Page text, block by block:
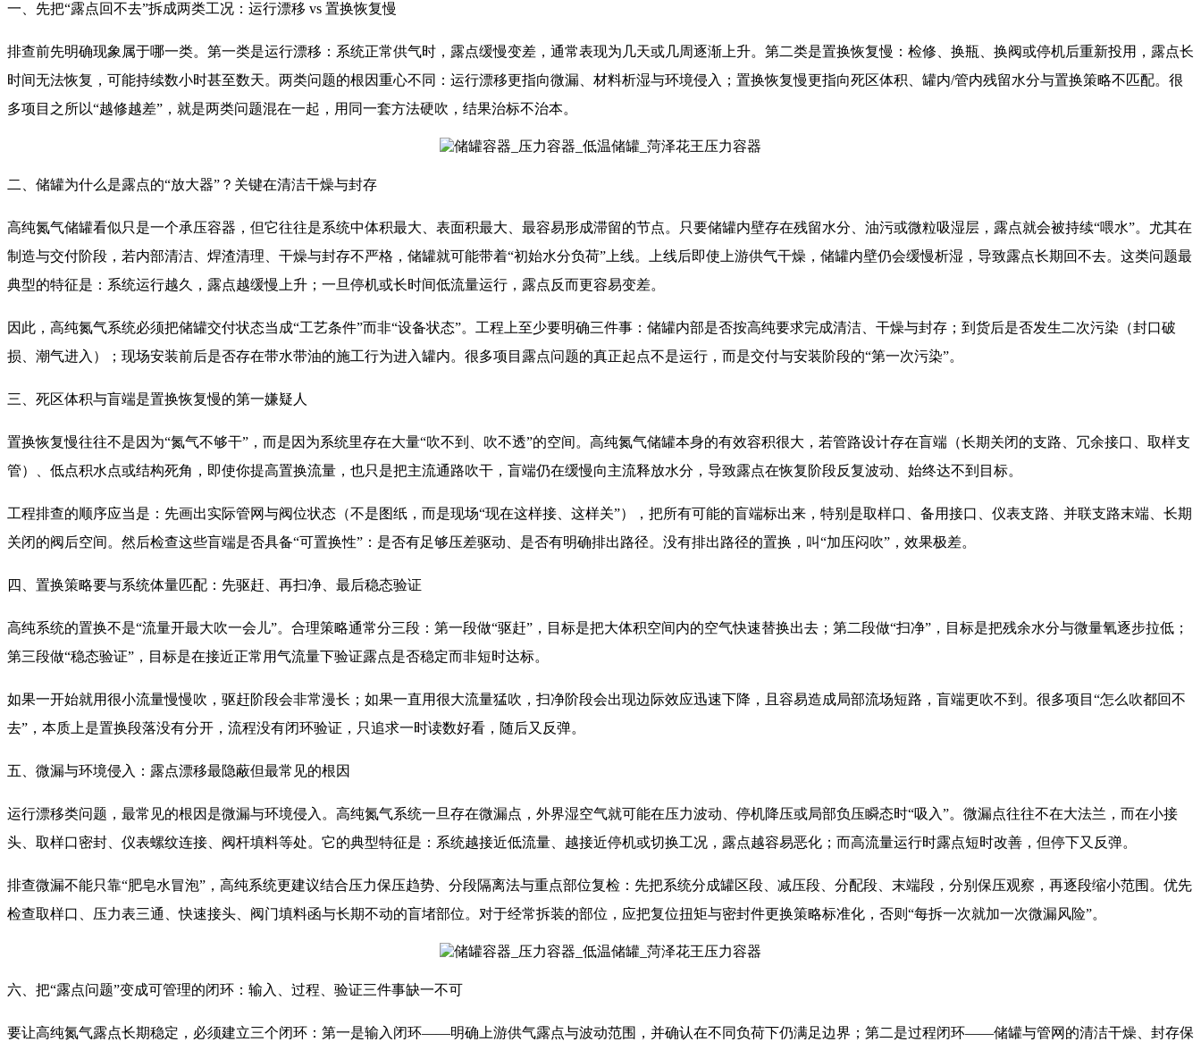
一、先把“露点回不去”拆成两类工况：运行漂移 vs 置换恢复慢
排查前先明确现象属于哪一类。第一类是运行漂移：系统正常供气时，露点缓慢变差，通常表现为几天或几周逐渐上升。第二类是置换恢复慢：检修、换瓶、换阀或停机后重新投用，露点长
时间无法恢复，可能持续数小时甚至数天。两类问题的根因重心不同：运行漂移更指向微漏、材料析湿与环境侵入；置换恢复慢更指向死区体积、罐内/管内残留水分与置换策略不匹配。很
多项目之所以“越修越差”，就是两类问题混在一起，用同一套方法硬吹，结果治标不治本。
二、储罐为什么是露点的“放大器”？关键在清洁干燥与封存
高纯氮气储罐看似只是一个承压容器，但它往往是系统中体积最大、表面积最大、最容易形成滞留的节点。只要储罐内壁存在残留水分、油污或微粒吸湿层，露点就会被持续“喂水”。尤其在
制造与交付阶段，若内部清洁、焊渣清理、干燥与封存不严格，储罐就可能带着“初始水分负荷”上线。上线后即使上游供气干燥，储罐内壁仍会缓慢析湿，导致露点长期回不去。这类问题最
典型的特征是：系统运行越久，露点越缓慢上升；一旦停机或长时间低流量运行，露点反而更容易变差。
因此，高纯氮气系统必须把储罐交付状态当成“工艺条件”而非“设备状态”。工程上至少要明确三件事：储罐内部是否按高纯要求完成清洁、干燥与封存；到货后是否发生二次污染（封口破
损、潮气进入）；现场安装前后是否存在带水带油的施工行为进入罐内。很多项目露点问题的真正起点不是运行，而是交付与安装阶段的“第一次污染”。
三、死区体积与盲端是置换恢复慢的第一嫌疑人
置换恢复慢往往不是因为“氮气不够干”，而是因为系统里存在大量“吹不到、吹不透”的空间。高纯氮气储罐本身的有效容积很大，若管路设计存在盲端（长期关闭的支路、冗余接口、取样支
管）、低点积水点或结构死角，即使你提高置换流量，也只是把主流通路吹干，盲端仍在缓慢向主流释放水分，导致露点在恢复阶段反复波动、始终达不到目标。
工程排查的顺序应当是：先画出实际管网与阀位状态（不是图纸，而是现场“现在这样接、这样关”），把所有可能的盲端标出来，特别是取样口、备用接口、仪表支路、并联支路末端、长期
关闭的阀后空间。然后检查这些盲端是否具备“可置换性”：是否有足够压差驱动、是否有明确排出路径。没有排出路径的置换，叫“加压闷吹”，效果极差。
四、置换策略要与系统体量匹配：先驱赶、再扫净、最后稳态验证
高纯系统的置换不是“流量开最大吹一会儿”。合理策略通常分三段：第一段做“驱赶”，目标是把大体积空间内的空气快速替换出去；第二段做“扫净”，目标是把残余水分与微量氧逐步拉低；
第三段做“稳态验证”，目标是在接近正常用气流量下验证露点是否稳定而非短时达标。
如果一开始就用很小流量慢慢吹，驱赶阶段会非常漫长；如果一直用很大流量猛吹，扫净阶段会出现边际效应迅速下降，且容易造成局部流场短路，盲端更吹不到。很多项目“怎么吹都回不
去”，本质上是置换段落没有分开，流程没有闭环验证，只追求一时读数好看，随后又反弹。
五、微漏与环境侵入：露点漂移最隐蔽但最常见的根因
运行漂移类问题，最常见的根因是微漏与环境侵入。高纯氮气系统一旦存在微漏点，外界湿空气就可能在压力波动、停机降压或局部负压瞬态时“吸入”。微漏点往往不在大法兰，而在小接
头、取样口密封、仪表螺纹连接、阀杆填料等处。它的典型特征是：系统越接近低流量、越接近停机或切换工况，露点越容易恶化；而高流量运行时露点短时改善，但停下又反弹。
排查微漏不能只靠“肥皂水冒泡”，高纯系统更建议结合压力保压趋势、分段隔离法与重点部位复检：先把系统分成罐区段、减压段、分配段、末端段，分别保压观察，再逐段缩小范围。优先
检查取样口、压力表三通、快速接头、阀门填料函与长期不动的盲堵部位。对于经常拆装的部位，应把复位扭矩与密封件更换策略标准化，否则“每拆一次就加一次微漏风险”。
六、把“露点问题”变成可管理的闭环：输入、过程、验证三件事缺一不可
要让高纯氮气露点长期稳定，必须建立三个闭环：第一是输入闭环——明确上游供气露点与波动范围，并确认在不同负荷下仍满足边界；第二是过程闭环——储罐与管网的清洁干燥、封存保